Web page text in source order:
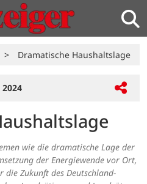
> Dramatische Haushaltslage
wie die dramatische Lage der
der Energiewende vor Ort,
Zukunft des Deutschland-